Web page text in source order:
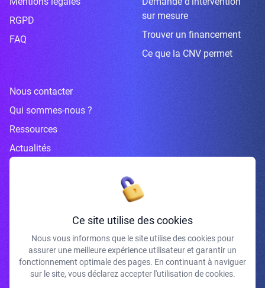
RGPD
FAQ
sur mesure
Trouver un financement
Ce que la CNV permet
Nous contacter
Qui sommes-nous ?
Ressources
Actualités
Inscrivez-vous à la newsletter
J'accepte de recevoir vos e-mails et confirme avoir pris connaissance de
votre politique de confidentialité et mentions légales.
Ce site utilise des cookies
Nous vous informons que le site utilise des cookies pour
assurer une meilleure expérience utilisateur et garantir un
fonctionnement optimale des pages. En continuant à naviguer
sur le site, vous déclarez accepter l'utilisation de cookies.